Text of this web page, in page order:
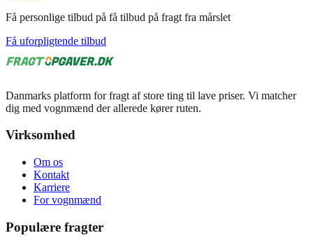
Få personlige tilbud på få tilbud på fragt fra mårslet
Få uforpligtende tilbud
Danmarks platform for fragt af store ting til lave priser. Vi matcher
dig med vognmænd der allerede kører ruten.
Virksomhed
Om os
Kontakt
Karriere
For vognmænd
Populære fragter